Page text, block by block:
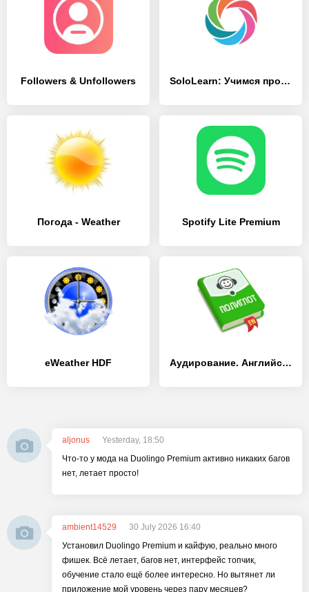
Followers & Unfollowers SoloLearn: Учимся программировать
Погода - Weather Spotify Lite Premium
eWeather HDF Аудирование. Английский язык
aljonus
Yesterday, 18:50
Что-то у мода на Duolingo Premium активно никаких багов
нет, летает просто!
ambient14529
30 July 2026 16:40
Установил Duolingo Premium и кайфую, реально много
фишек. Всё летает, багов нет, интерфейс топчик,
обучение стало ещё более интересно. Но вытянет ли
приложение мой уровень через пару месяцев?